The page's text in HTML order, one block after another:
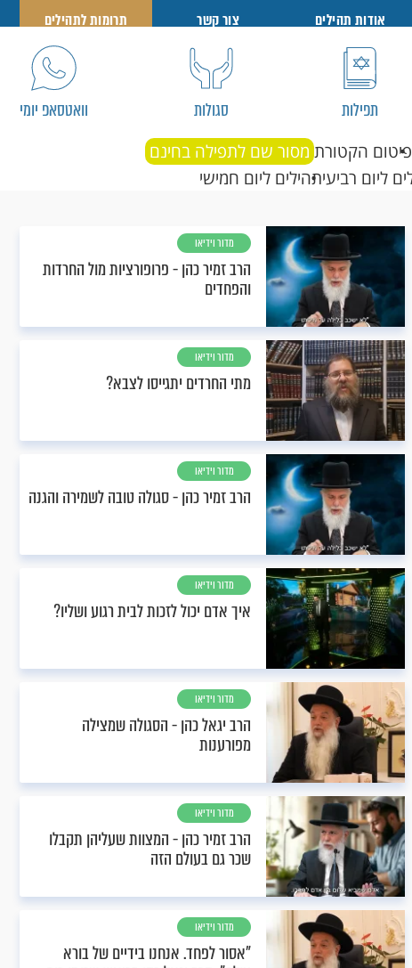
אודות תהילים צור קשר תרומות לתהילים
תפילות סגולות וואטסאפ יומי
פיטום הקטורת מסור שם לתפילה בחינם
ליום רביעיתהילים ליום חמישי
מדור וידיאו
הרב זמיר כהן - פרופורציות מול החרדות
והפחדים
מדור וידיאו
מתי החרדים יתגייסו לצבא?
מדור וידיאו
הרב זמיר כהן - סגולה טובה לשמירה והגנה
מדור וידיאו
איך אדם יכול לזכות לבית רגוע ושליו?
מדור וידיאו
הרב יגאל כהן - הסגולה שמצילה
מפורענות
מדור וידיאו
הרב זמיר כהן - המצוות שעליהן תקבלו
שכר גם בעולם הזה
מדור וידיאו
"אסור לפחד. אנחנו בידיים של בורא